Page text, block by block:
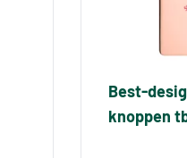
Best-
knoppen